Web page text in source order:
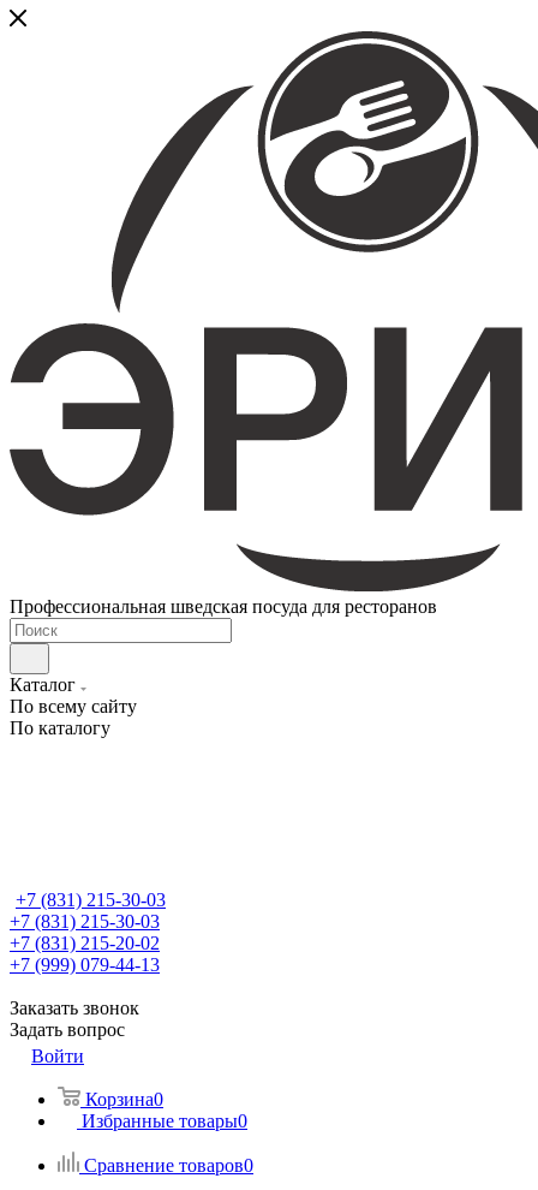
Профессиональная шведская посуда для ресторанов
Каталог
По всему сайту
По каталогу
+7 (831) 215-30-03
+7 (831) 215-30-03
+7 (831) 215-20-02
+7 (999) 079-44-13
Заказать звонок
Задать вопрос
Войти
Корзина0
Избранные товары0
Сравнение товаров0